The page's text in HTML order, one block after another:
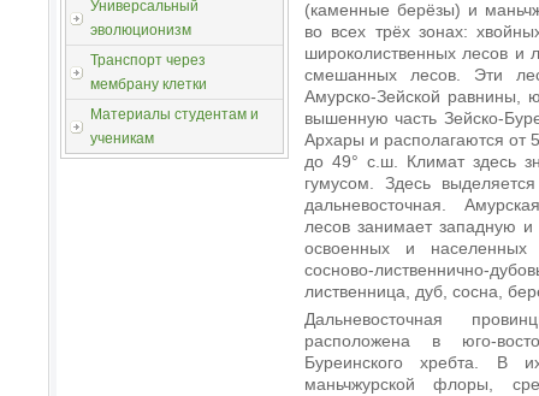
Универсальный
эволюционизм
Транспорт через
мембрану клетки
Материалы студентам и
ученикам
(каменные берёзы) и
во всех трёх зонах:
широколиственных лесов и
смешанных лесов. Эти
Амурско-Зейской
вышенную часть Зейско-
Архары и располагаются от
до 49° с.ш. Климат здесь
гумусом. Здесь
дальневосточная.
лесов занимает западную
освоенных и населенных
сосново-лиственнично-
лиственница, дуб, сосна,
Дальневосточная
расположена в юго-
Буреинского хребта. В
маньчжурской флоры,